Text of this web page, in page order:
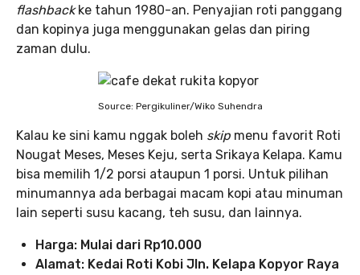
flashback ke tahun 1980-an. Penyajian roti panggang
dan kopinya juga menggunakan gelas dan piring
zaman dulu.
Source: Pergikuliner/Wiko Suhendra
Kalau ke sini kamu nggak boleh skip menu favorit Roti
Nougat Meses, Meses Keju, serta Srikaya Kelapa. Kamu
bisa memilih 1/2 porsi ataupun 1 porsi. Untuk pilihan
minumannya ada berbagai macam kopi atau minuman
lain seperti susu kacang, teh susu, dan lainnya.
Harga: Mulai dari Rp10.000
Alamat: Kedai Roti Kobi Jln. Kelapa Kopyor Raya